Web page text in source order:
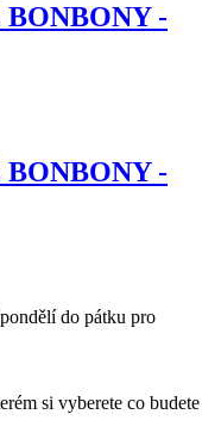
-
-
do pátku pro
si vyberete co budete